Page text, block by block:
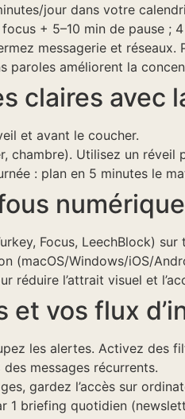
jour dans votre
+ 5–10 min de pause ;
messagerie et réseaux.
paroles améliorent la
claires avec
et avant le coucher.
chambre). Utilisez un réveil
: plan en 5 minutes le
Focus, LeechBlock)
(macOS/Windows/iOS/
réduire l’attrait visuel et
et vos flux
les alertes. Activez des
messages récurrents.
gardez l’accès sur
1 briefing quotidien